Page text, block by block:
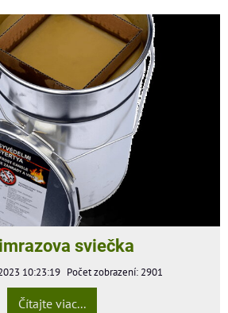
sviečka
10:23:19 Počet zobrazení: 2901
Čítajte viac...